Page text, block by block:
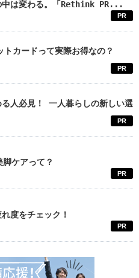
中は変わる。「Rethink PR...
PR
トカードって実際お得なの？
PR
る人必見！ 一人暮らしの新しい選
PR
脚ケアって？
PR
度をチェック！
PR